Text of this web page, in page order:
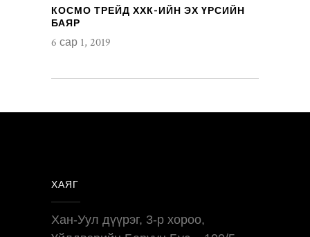
КОСМО ТРЕЙД ХХК-ИЙН ЭХ ҮРСИЙН
БАЯР
6 сар 1, 2019
ХАЯГ
Хан-Уул дүүрэг, 3-р хороо,